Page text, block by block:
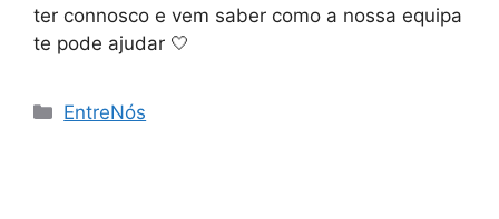
ter connosco e vem saber como a nossa equipa
te pode ajudar 🤍
Categorias
EntreNós